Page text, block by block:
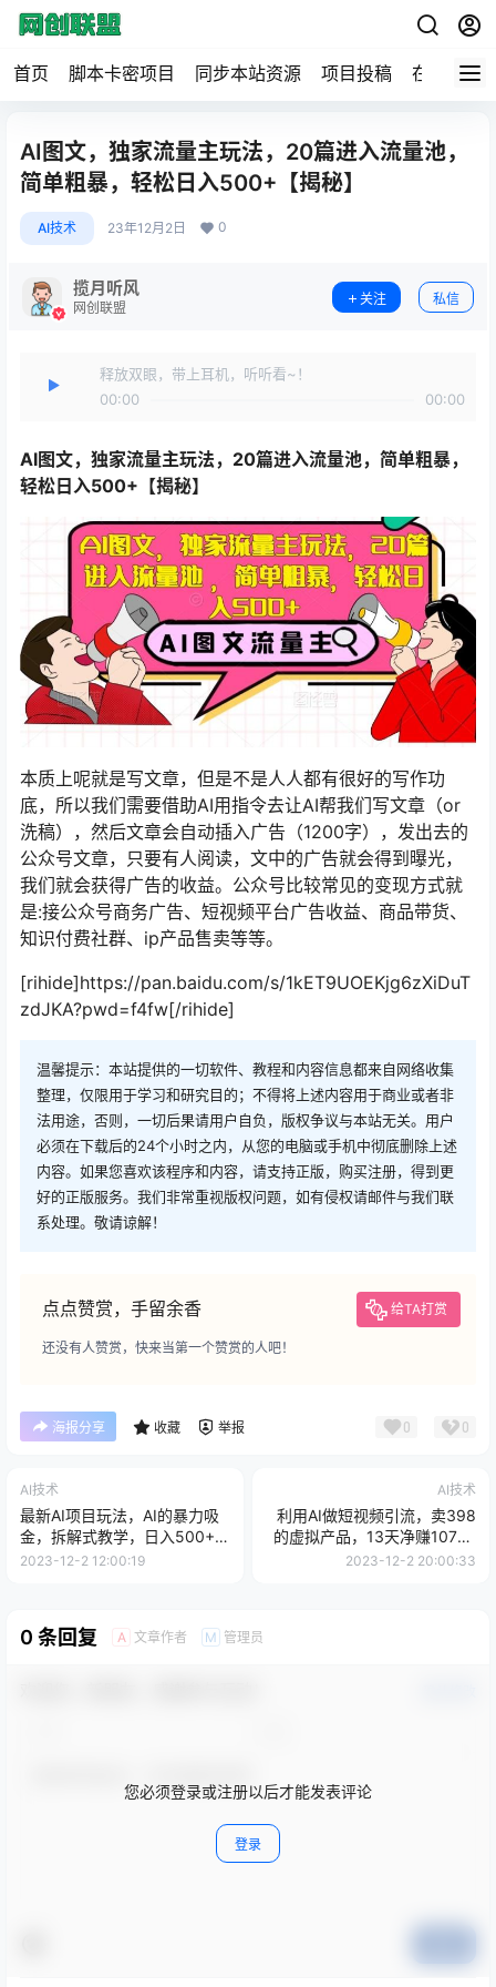
首页 脚本卡密项目 同步本站资源 项目投稿 在线工具
AI图文，独家流量主玩法，20篇进入流量池，
简单粗暴，轻松日入500+【揭秘】
AI技术 23年12月2日 0
揽月听风
网创联盟
关注 私信
释放双眼，带上耳机，听听看~！
00:00
00:00
AI图文，独家流量主玩法，20篇进入流量池，简单粗暴，
轻松日入500+【揭秘】
本质上呢就是写文章，但是不是人人都有很好的写作功
底，所以我们需要借助AI用指令去让AI帮我们写文章（or
洗稿），然后文章会自动插入广告（1200字），发出去的
公众号文章，只要有人阅读，文中的广告就会得到曝光，
我们就会获得广告的收益。公众号比较常见的变现方式就
是:接公众号商务广告、短视频平台广告收益、商品带货、
知识付费社群、ip产品售卖等等。
[rihide]https://pan.baidu.com/s/1kET9UOEKjg6zXiDuT
zdJKA?pwd=f4fw[/rihide]
温馨提示：本站提供的一切软件、教程和内容信息都来自网络收集
整理，仅限用于学习和研究目的；不得将上述内容用于商业或者非
法用途，否则，一切后果请用户自负，版权争议与本站无关。用户
必须在下载后的24个小时之内，从您的电脑或手机中彻底删除上述
内容。如果您喜欢该程序和内容，请支持正版，购买注册，得到更
好的正版服务。我们非常重视版权问题，如有侵权请邮件与我们联
系处理。敬请谅解！
点点赞赏，手留余香 给TA打赏
还没有人赞赏，快来当第一个赞赏的人吧！
海报分享 收藏 举报 0 0
AI技术
最新AI项目玩法，AI的暴力吸
金，拆解式教学，日入500+可
放大操作【揭秘】
2023-12-2 12:00:19
AI技术
利用AI做短视频引流，卖398
的虚拟产品，13天净赚10746
元？
2023-12-2 20:00:33
0 条回复 A 文章作者 M 管理员
您必须登录或注册以后才能发表评论
登录